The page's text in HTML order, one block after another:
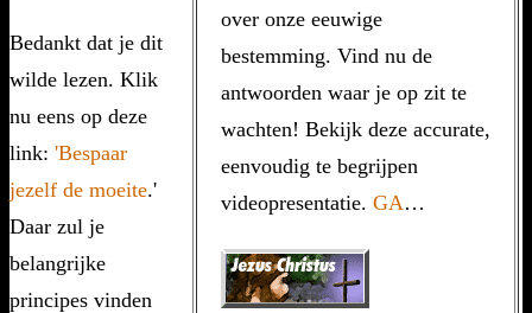
over onze eeuwige
bestemming. Vind nu de
antwoorden waar je op zit te
wachten! Bekijk deze accurate,
eenvoudig te begrijpen
videopresentatie. GA …
Bedankt dat je dit
wilde lezen. Klik
nu eens op deze
link: 'Bespaar
jezelf de moeite.'
Daar zul je
belangrijke
principes vinden